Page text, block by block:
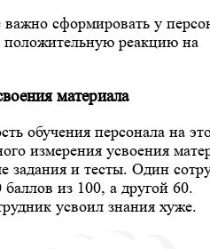
сформировать у
реакцию на
материала
обучения персонала на
измерения усвоения
задания и тесты. Один
из 100, а другой 60.
усвоил знания хуже.